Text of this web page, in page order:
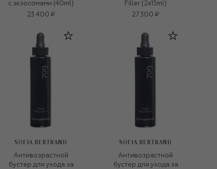
с экзосомами (40ml)
23 400 ₽
Filler (2x15ml)
27 300 ₽
SOFIA BERTRAND
Антивозрастной
бустер для ухода за
SOFIA BERTRAND
Антивозрастной
бустер для ухода за